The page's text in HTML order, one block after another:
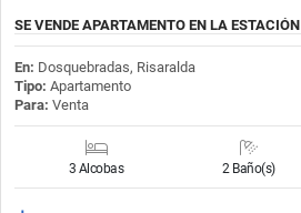
SE VENDE APARTAMENTO EN LA ESTACIÓN
En: Dosquebradas, Risaralda
Tipo: Apartamento
Para: Venta
3 Alcobas 2 Baño(s)